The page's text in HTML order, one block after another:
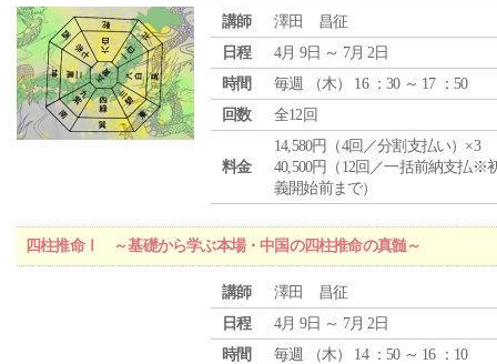
講師
澤田 昌征
日程
4月 9日 ～ 7月 2日
時間
毎週 （木） 16 ：30 ～ 17 ：50
回数
全12回
料金
14,580円（4回／分割支払い）×3
40,500円（12回／一括前納支払※
義開始前まで）
四柱推命Ⅰ ～基礎から学ぶ本場・中国の四柱推命の真髄～
講師
澤田 昌征
日程
4月 9日 ～ 7月 2日
時間
毎週 （木） 14 ：50 ～ 16 ：10